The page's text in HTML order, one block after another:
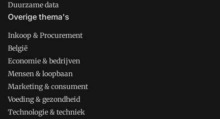
Duurzame data
Overige thema's
Inkoop & Procurement
België
Economie & bedrijven
Mensen & loopbaan
Marketing & consument
Voeding & gezondheid
Technologie & techniek